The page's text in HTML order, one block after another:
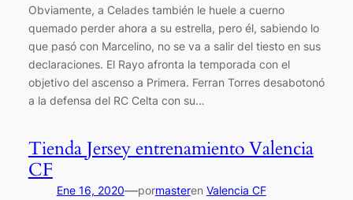
Obviamente, a Celades también le huele a cuerno
quemado perder ahora a su estrella, pero él, sabiendo lo
que pasó con Marcelino, no se va a salir del tiesto en sus
declaraciones. El Rayo afronta la temporada con el
objetivo del ascenso a Primera. Ferran Torres desabotonó
a la defensa del RC Celta con su…
Tienda Jersey entrenamiento Valencia
CF
Ene 16, 2020—pormasteren Valencia CF